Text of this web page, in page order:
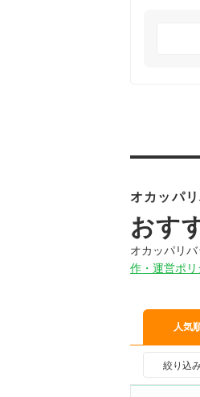
オカッパ
おす
オカッパリ
作・運営ポリ
人気
絞り込